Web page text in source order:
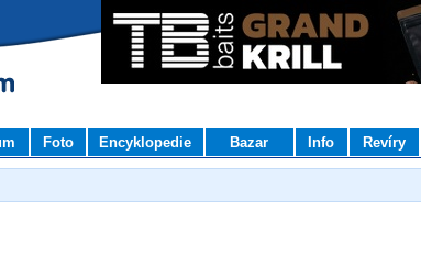
Foto Encyklopedie Bazar Info Revíry